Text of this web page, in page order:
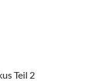
Teil 2